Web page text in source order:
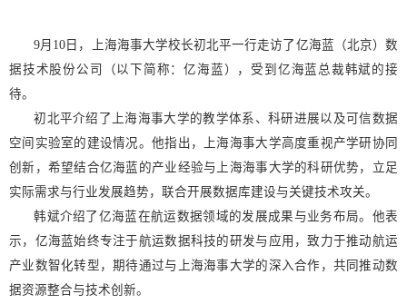
9月10日，上海海事大学校长初北平一行走访了亿海蓝（北京）数
据技术股份公司（以下简称：亿海蓝），受到亿海蓝总裁韩斌的接
待。
初北平介绍了上海海事大学的教学体系、科研进展以及可信数据
空间实验室的建设情况。他指出，上海海事大学高度重视产学研协同
创新，希望结合亿海蓝的产业经验与上海海事大学的科研优势，立足
实际需求与行业发展趋势，联合开展数据库建设与关键技术攻关。
韩斌介绍了亿海蓝在航运数据领域的发展成果与业务布局。他表
示，亿海蓝始终专注于航运数据科技的研发与应用，致力于推动航运
产业数智化转型，期待通过与上海海事大学的深入合作，共同推动数
据资源整合与技术创新。